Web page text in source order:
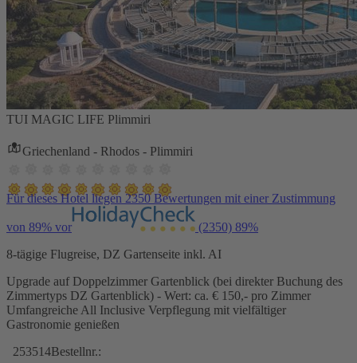
TUI MAGIC LIFE Plimmiri
Griechenland - Rhodos - Plimmiri
Für dieses Hotel liegen 2350 Bewertungen mit einer Zustimmung
von 89% vor (2350) 89%
8-tägige Flugreise, DZ Gartenseite inkl. AI
Upgrade auf Doppelzimmer Gartenblick (bei direkter Buchung des
Zimmertyps DZ Gartenblick) - Wert: ca. € 150,- pro Zimmer
Umfangreiche All Inclusive Verpflegung mit vielfältiger
Gastronomie genießen
253514Bestellnr.: